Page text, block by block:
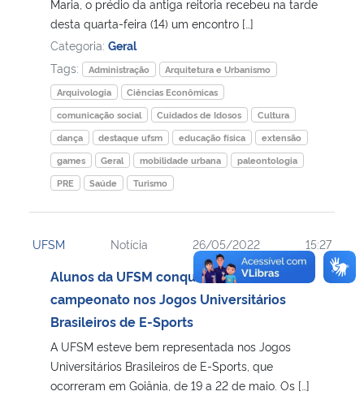
Maria, o prédio da antiga reitoria recebeu na tarde
desta quarta-feira (14) um encontro […]
Categoria: Geral
Tags:
Administração
Arquitetura e Urbanismo
Arquivologia
Ciências Econômicas
comunicação social
Cuidados de Idosos
Cultura
dança
destaque ufsm educação física
extensão
games
Geral mobilidade urbana
paleontologia
PRE
Saúde Turismo
UFSM Notícia 26/05/2022 15:27
Alunos da UFSM conquistam o vice-
campeonato nos Jogos Universitários
Brasileiros de E-Sports
A UFSM esteve bem representada nos Jogos
Universitários Brasileiros de E-Sports, que
ocorreram em Goiânia, de 19 a 22 de maio. Os […]